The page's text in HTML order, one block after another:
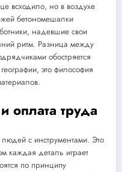
всходило, но в воздухе
бетономешалки
надевшие свои
ритм. Разница между
обостряется
это философия
оплата труда
с инструментами. Это
каждая деталь играет
по принципу